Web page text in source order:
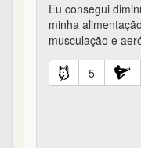
Eu consegui
minha
musculação e
5